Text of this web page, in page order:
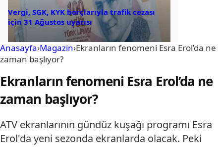
Vergi, SGK, KYK borçlarıyla trafik cezası
için 31 Ağustos uyarısı
Anasayfa›Magazin›Ekranların fenomeni Esra Erol’da ne
zaman başlıyor?
Ekranların fenomeni Esra Erol’da ne
zaman başlıyor?
ATV ekranlarının gündüz kuşağı programı Esra
Erol'da yeni sezonda ekranlarda olacak. Peki